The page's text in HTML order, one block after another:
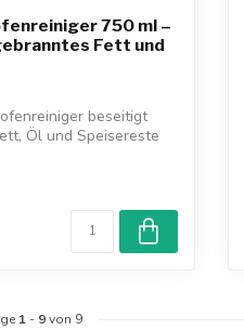
750 ml –
Fett und
beseitigt
Öl und Speisereste
1 - 9von 9